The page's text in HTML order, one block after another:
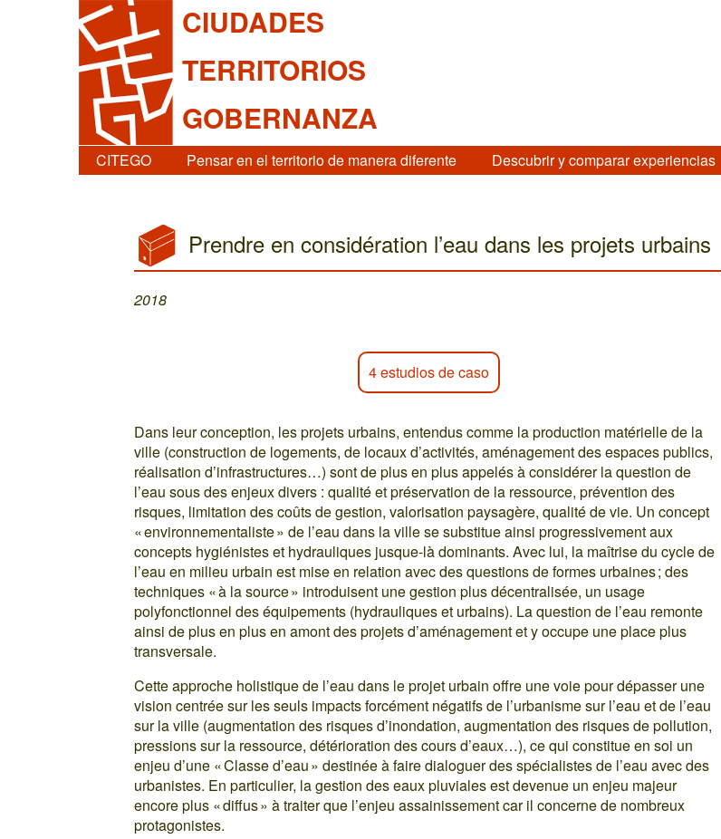
CIUDADES
TERRITORIOS
GOBERNANZA
CITEGO Pensar en el territorio de manera diferente Descubrir y comparar experiencias
Prendre en considération l’eau dans les projets urbains
2018
4 estudios de caso
Dans leur conception, les projets urbains, entendus comme la production matérielle de la
ville (construction de logements, de locaux d’activités, aménagement des espaces publics,
réalisation d’infrastructures…) sont de plus en plus appelés à considérer la question de
l’eau sous des enjeux divers : qualité et préservation de la ressource, prévention des
risques, limitation des coûts de gestion, valorisation paysagère, qualité de vie. Un concept
« environnementaliste » de l’eau dans la ville se substitue ainsi progressivement aux
concepts hygiénistes et hydrauliques jusque-là dominants. Avec lui, la maîtrise du cycle de
l’eau en milieu urbain est mise en relation avec des questions de formes urbaines ; des
techniques « à la source » introduisent une gestion plus décentralisée, un usage
polyfonctionnel des équipements (hydrauliques et urbains). La question de l’eau remonte
ainsi de plus en plus en amont des projets d’aménagement et y occupe une place plus
transversale.
Cette approche holistique de l’eau dans le projet urbain offre une voie pour dépasser une
vision centrée sur les seuls impacts forcément négatifs de l’urbanisme sur l’eau et de l’eau
sur la ville (augmentation des risques d’inondation, augmentation des risques de pollution,
pressions sur la ressource, détérioration des cours d’eaux…), ce qui constitue en soi un
enjeu d’une « Classe d’eau » destinée à faire dialoguer des spécialistes de l’eau avec des
urbanistes. En particulier, la gestion des eaux pluviales est devenue un enjeu majeur
encore plus « diffus » à traiter que l’enjeu assainissement car il concerne de nombreux
protagonistes.